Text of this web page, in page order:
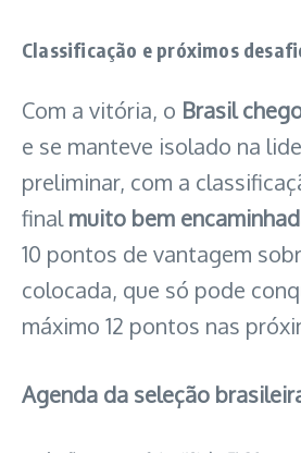
Classificação e próximos
Com a vitória, o Brasil
e se manteve isolado na
preliminar, com a
finalmuito bem
10 pontos de vantagem
colocada, que só pode
máximo 12 pontos nas
Agenda da seleção